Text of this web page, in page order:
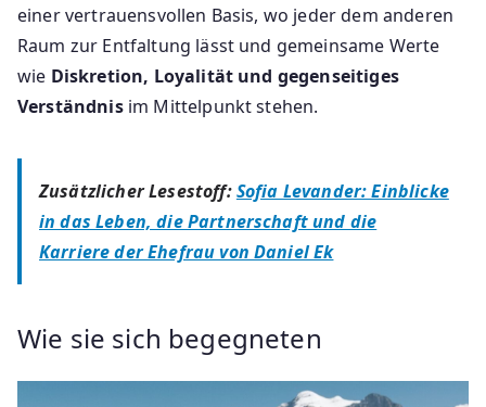
einer vertrauensvollen Basis, wo jeder dem anderen
Raum zur Entfaltung lässt und gemeinsame Werte
wie Diskretion, Loyalität und gegenseitiges
Verständnisim Mittelpunkt stehen.
Zusätzlicher Lesestoff:Sofia Levander: Einblicke
in das Leben, die Partnerschaft und die
Karriere der Ehefrau von Daniel Ek
Wie sie sich begegneten